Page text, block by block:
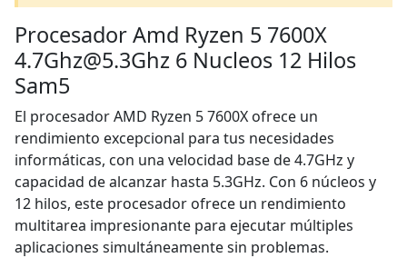
Procesador Amd Ryzen 5 7600X
4.7Ghz@5.3Ghz 6 Nucleos 12 Hilos
Sam5
El procesador AMD Ryzen 5 7600X ofrece un
rendimiento excepcional para tus necesidades
informáticas, con una velocidad base de 4.7GHz y
capacidad de alcanzar hasta 5.3GHz. Con 6 núcleos y
12 hilos, este procesador ofrece un rendimiento
multitarea impresionante para ejecutar múltiples
aplicaciones simultáneamente sin problemas.